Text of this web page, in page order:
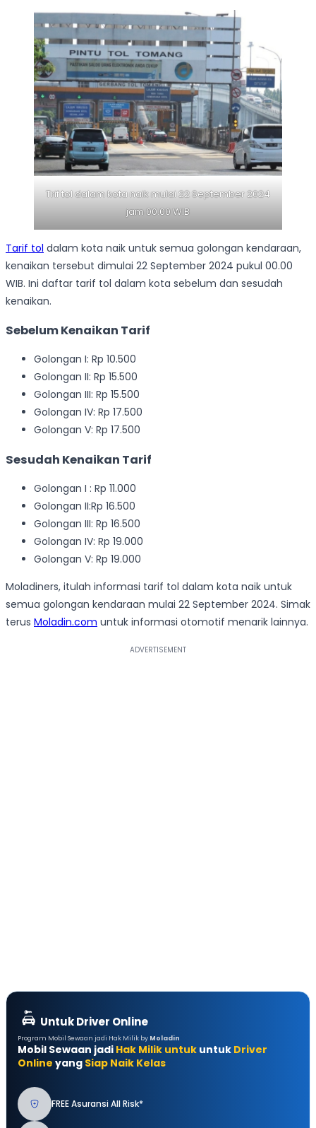
Trif tol dalam kota naik mulai 22 September 2024
jam 00.00 WIB
Tarif tol dalam kota naik untuk semua golongan kendaraan,
kenaikan tersebut dimulai 22 September 2024 pukul 00.00
WIB. Ini daftar tarif tol dalam kota sebelum dan sesudah
kenaikan.
Sebelum Kenaikan Tarif
Golongan I: Rp 10.500
Golongan II: Rp 15.500
Golongan III: Rp 15.500
Golongan IV: Rp 17.500
Golongan V: Rp 17.500
Sesudah Kenaikan Tarif
Golongan I : Rp 11.000
Golongan II:Rp 16.500
Golongan III: Rp 16.500
Golongan IV: Rp 19.000
Golongan V: Rp 19.000
Moladiners, itulah informasi tarif tol dalam kota naik untuk
semua golongan kendaraan mulai 22 September 2024. Simak
terus Moladin.com untuk informasi otomotif menarik lainnya.
Untuk Driver Online
Program Mobil Sewaan jadi Hak Milik by Moladin
Mobil Sewaan jadi Hak Milik untuk untuk Driver
Online yang Siap Naik Kelas
FREE Asuransi All Risk*